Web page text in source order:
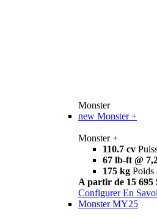
Monster
new Monster +
Monster +
110.7 cv
67 lb-ft @
175 kg Poids
A partir de 15 695
Configurer En
Monster MY25